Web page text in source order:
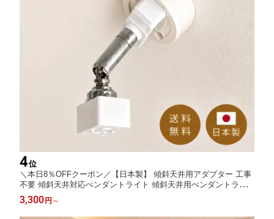
4位
＼本日8％OFFクーポン／【日本製】 傾斜天井用アダプター 工事
不要 傾斜天井対応ぺンダントライト 傾斜天井用ぺンダントライ
ト 傾斜天井 照明 おしゃれ ペンダント 傾斜 天井 照明 傾斜天井対
応 変換 ソケット 引掛けシーリング ダクトレール 配線ダクト プ
ラグ
3,300円 ～